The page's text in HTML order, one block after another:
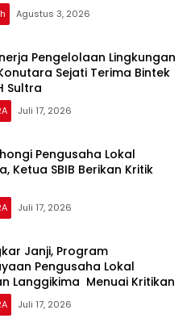
Agustus 3, 2026
Pengelolaan Lingkungan
Sejati Terima Bintek
Sultra
Juli 17, 2026
Pengusaha Lokal
Ketua SBIB Berikan Kritik
Juli 17, 2026
Janji, Program
Pengusaha Lokal
Langgikima Menuai Kritikan
Juli 17, 2026